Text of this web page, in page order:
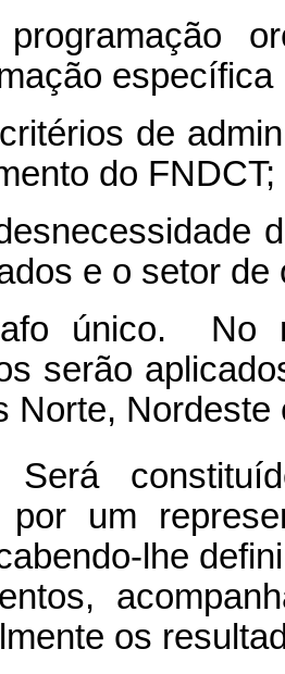
específica
de
do FNDCT;
e o setor
único. No
serão
Norte,
constituído
por um
lhe
os